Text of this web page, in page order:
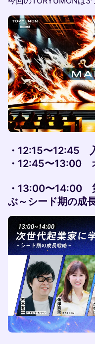
・12:15〜12:45
・12:45〜13:00
・13:00〜14:00
ぶ～シード期の成